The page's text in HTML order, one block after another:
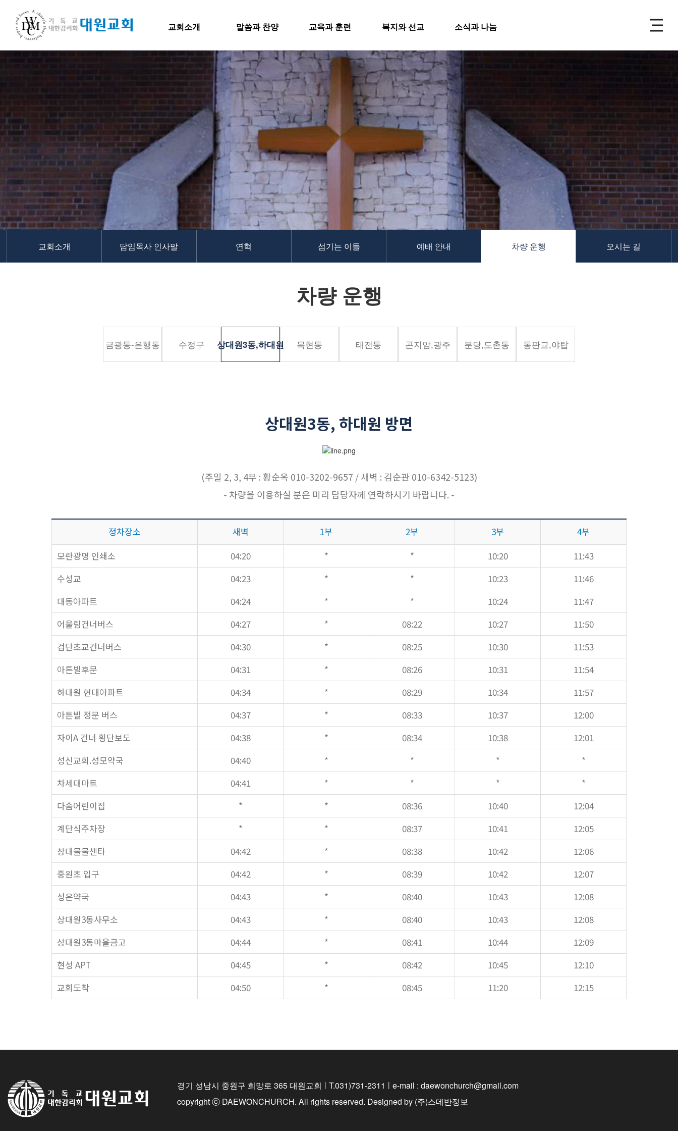
교회소개
교역자
사역자
장로
말씀과 찬양
주일설교
Hiel Worship
교육과 훈련
영아부
유치부
유년부
초등부
청소년부
대원 어와나 클럽
대원 크리스천 아카데미
복지와 선교
굿패밀리 복지재단
대원 전도대
스포츠선교회
국내선교
해외선교
법인후원금내역
소식과 나눔
교회주보
교회 앨범
행사 사진
새가족 사진
교우 가정 심방
공지사항
행정양식
SITEMAP
담임목사 인사말
연혁
1971~1996
2000~2009
2010~2019
2020~2023
섬기는 이들
교역자
사역자
장로
목현동
태전동
말씀과 찬양
주일설교
Hiel Worship
교육과 훈련
교회학교
영아부
초등부
청소년부
대원 어와나 클럽
청년부
대원 크리스천 아카데미
복지와 선교
굿패밀리 복지재단
대원 전도대
스포츠선교회
국내선교
해외선교
법인후원금내역
행사 사진
입성식 사진
새가족 사진
교우 가정 심방
공지사항
행정양식
교회소개 담임목사 인사말 연혁 섬기는 이들 예배 안내 차량 운행 오시는 길
차량 운행
금광동-은행동 수정구 상대원3동,하대원 목현동 태전동 곤지암,광주 분당,도촌동 동판교,야탑
상대원3동, 하대원 방면
(주일 2, 3, 4부 : 황순옥 010-3202-9657 / 새벽 : 김순관 010-6342-5123)
- 차량을 이용하실 분은 미리 담당자께 연락하시기 바랍니다. -
정차장소 새벽 1부 2부 3부
4부
모란광명 인쇄소
04:20 * * 10:20
11:43
수성교
04:23 * * 10:23
11:46
대동아파트
04:24 * * 10:24
11:47
어울림건너버스
04:27 * 08:22 10:27
11:50
검단초교건너버스
04:30 * 08:25 10:30
11:53
아튼빌후문
04:31 * 08:26 10:31
11:54
하대원 현대아파트
04:34 * 08:29 10:34
11:57
아튼빌 정문 버스
04:37 * 08:33 10:37
12:00
자이A 건너 횡단보도
04:38 * 08:34 10:38
12:01
성신교회.성모약국
04:40 * * *
*
차세대마트
04:41 * * *
*
다솜어린이집
* * 08:36 10:40
12:04
계단식주차장
* * 08:37 10:41
12:05
창대물물센타
04:42 * 08:38 10:42
12:06
중원초 입구
04:42 * 08:39 10:42
12:07
성은약국
04:43 * 08:40 10:43
12:08
상대원3동사무소
04:43 * 08:40 10:43
12:08
상대원3동마을금고
04:44 * 08:41 10:44
12:09
현성 APT
04:45 * 08:42 10:45
12:10
교회도착
04:50 * 08:45 11:20 12:15
경기 성남시 중원구 희망로 365 대원교회 | T.031)731-2311 | e-mail : daewonchurch@gmail.com
copyright ⓒ DAEWONCHURCH. All rights reserved. Designed by (주)스데반정보